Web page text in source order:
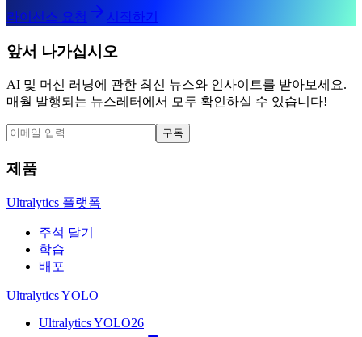
라이선스 요청 시작하기
앞서 나가십시오
AI 및 머신 러닝에 관한 최신 뉴스와 인사이트를 받아보세요.
매월 발행되는 뉴스레터에서 모두 확인하실 수 있습니다!
구독
제품
Ultralytics 플랫폼
주석 달기
학습
배포
Ultralytics YOLO
Ultralytics YOLO26